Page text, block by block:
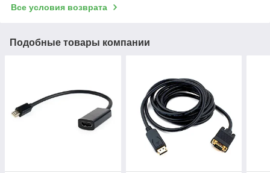
Все условия возврата
Подобные товары компании